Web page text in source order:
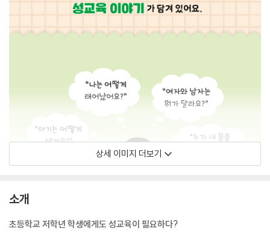
상세 이미지 더보기
소개
초등학교 저학년 학생에게도 성교육이 필요하다?